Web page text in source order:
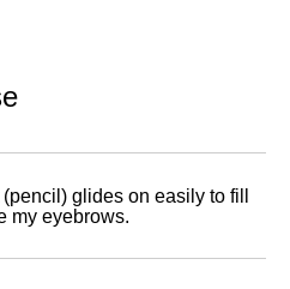
glides on easily to fill
my eyebrows.